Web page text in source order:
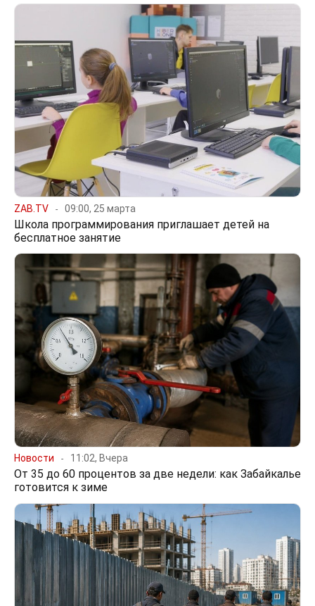
ZAB.TV 09:00, 25 марта
Школа программирования приглашает детей на
бесплатное занятие
Новости 11:02, Вчера
От 35 до 60 процентов за две недели: как Забайкалье
готовится к зиме